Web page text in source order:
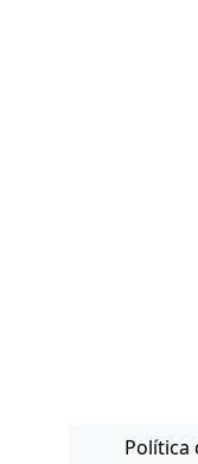
Política